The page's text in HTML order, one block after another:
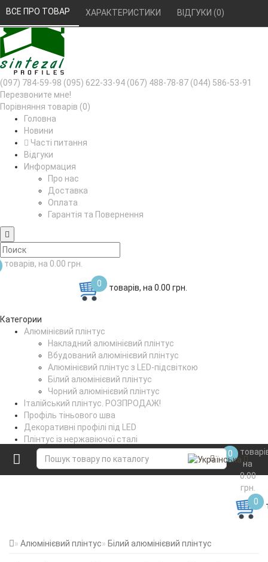
РУС УКР
(097) 784-59-98 (095) 622-33-94 (067) 488-78-87 (044) 586-53-91
Перезвоните мне!
Порівняння товарів (0)
Головна
Новини
Часті питання
Відгуки
Информация
Про нас
Доставка
Оплата
Гарантія та Повернення
товарів, на 0.00 грн.
0 товарів, на 0.00 грн.
Категории
Алюмінієвий плінтус
Накладний алюмінієвий плінтус
Вбудований алюмінієвий плінтус
Алюмінієвий плінтус з LED-підсвіткою
Білий алюмінієвий плінтус
Чорний алюмінієвий плінтус
Італійський плінтус. РОЗПРОДАЖ!
Профіль тіньового шва
Декоративні профілі під LED
Плінтус із нержавіючої сталі
Поріжки стикувальні
Коптильне вішало
0
на
0.00
грн.
0
Алюмінієвий плінтус Білий алюмінієвий плінтус
ВСЕ ПРО ТОВАР ХАРАКТЕРИСТИКИ ВІДГУКИ (0)